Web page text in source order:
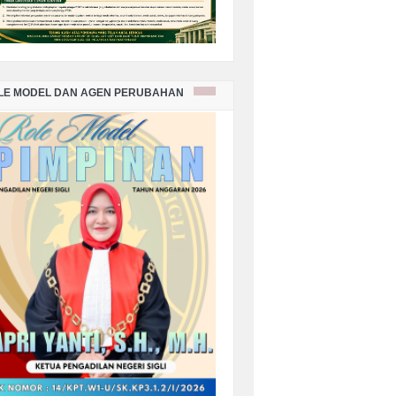
MODEL DAN AGEN PERUBAHAN